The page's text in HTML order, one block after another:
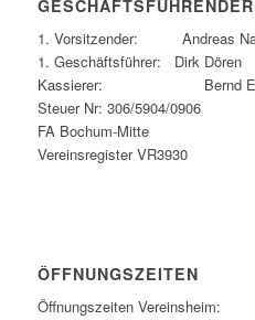
1. Vorsitzender: Andreas
1. Geschäftsführer: Dirk Dören
Kassierer: Bernd
Steuer Nr: 306/5904/0906
FA Bochum-Mitte
Vereinsregister VR3930
ÖFFNUNGSZEITEN
Öffnungszeiten Vereinsheim: